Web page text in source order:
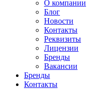
О компании
Блог
Новости
Контакты
Реквизиты
Лицензии
Бренды
Вакансии
Бренды
Контакты